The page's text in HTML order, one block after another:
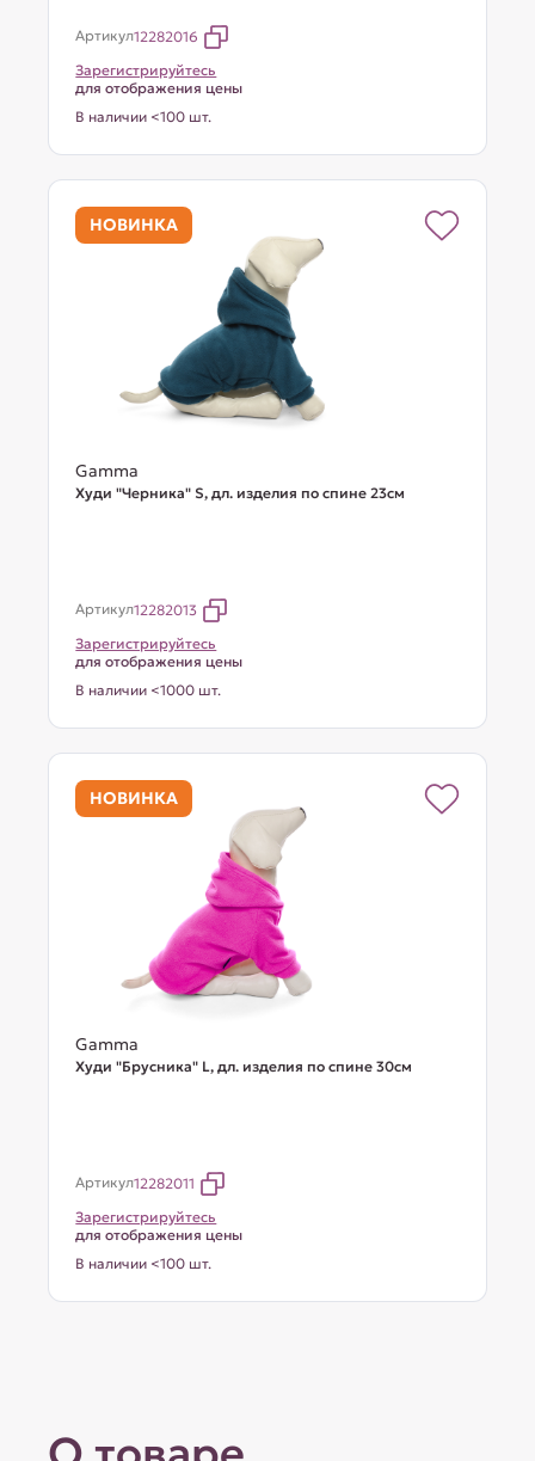
Артикул12282016
Зарегистрируйтесь
для отображения цены
В наличии <100 шт.
НОВИНКА
Gamma
Худи "Черника" S, дл. изделия по спине 23см
Артикул12282013
Зарегистрируйтесь
для отображения цены
В наличии <1000 шт.
НОВИНКА
Gamma
Худи "Брусника" L, дл. изделия по спине 30см
Артикул12282011
Зарегистрируйтесь
для отображения цены
В наличии <100 шт.